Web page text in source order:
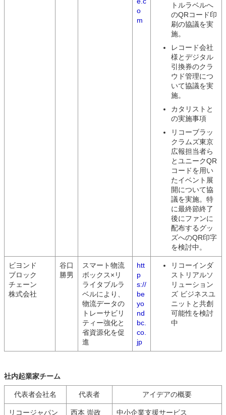
o
m
トルラベルへ
のQRコード印
刷の協議を実
施。
レコード会社
様とデジタル
引換券のクラ
ウド管理につ
いて協議を実
施。
カタリストと
の実施事項
リコーブラッ
クラムズ東京
広報担当者ら
とユニークQR
コードを用い
たイベント展
開について協
議を実施。特
に最終節終了
後にファンに
配布するグッ
ズへのQR印字
を検討中。
ビヨンド
ブロック
チェーン
株式会社
谷口
勝男
スマート物流
ボックス×リ
ライタブルラ
ベルにより、
物流データの
トレーサビリ
ティー強化と
省資源化を促
進
htt
p
s://
be
yo
nd
bc.
co.
jp
リコーインダ
ストリアルソ
リューション
ズ ビジネスユ
ニットと共創
可能性を検討
中
社内起業家チーム
代表者会社名 代表者 アイデアの概要
リコージャパン 西本 崇政 中小企業支援サービス